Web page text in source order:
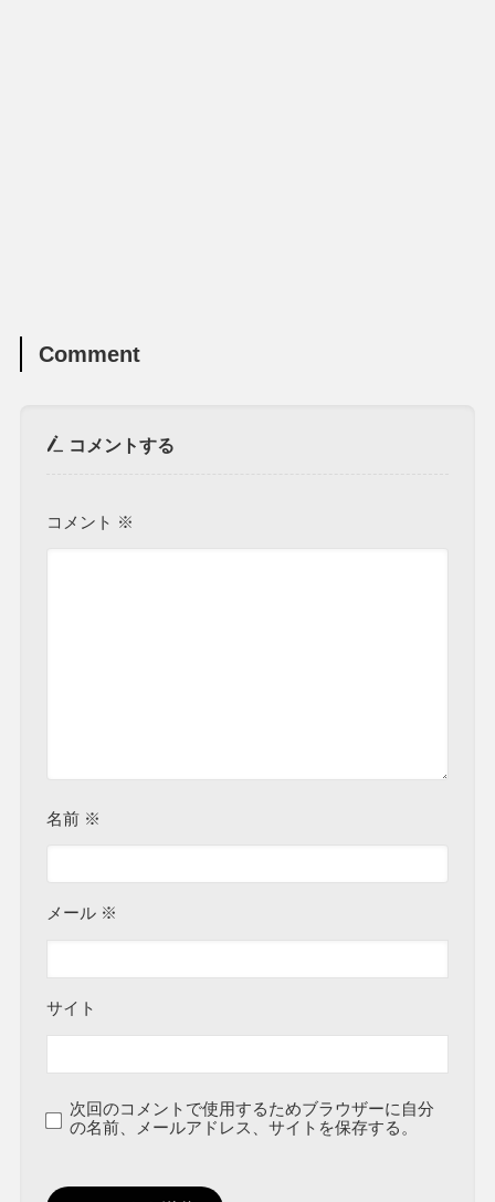
Comment
コメントする
コメント ※
名前 ※
メール ※
サイト
次回のコメントで使用するためブラウザーに自分
の名前、メールアドレス、サイトを保存する。